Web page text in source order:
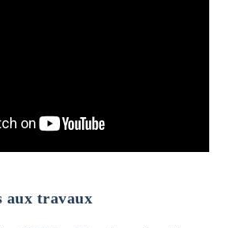
aux travaux